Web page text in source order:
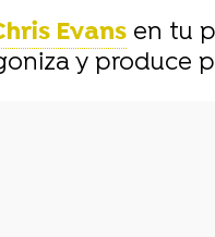
Evans en tu
y produce